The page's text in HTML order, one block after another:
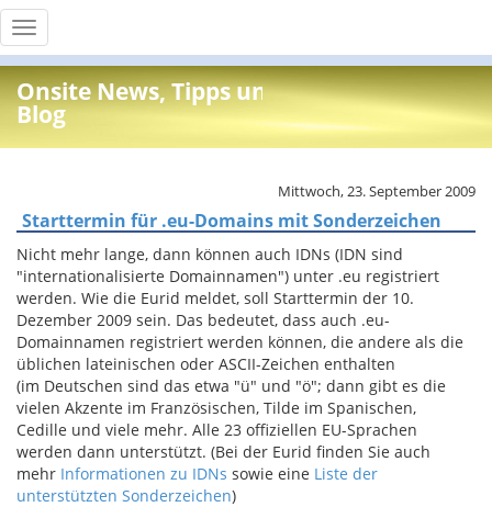
Toggle
navigation
Onsite News, Tipps und Info
Blog
Mittwoch, 23. September 2009
Starttermin für .eu-Domains mit Sonderzeichen
Nicht mehr lange, dann können auch IDNs (IDN sind
"internationalisierte Domainnamen") unter .eu registriert
werden. Wie die Eurid meldet, soll Starttermin der 10.
Dezember 2009 sein. Das bedeutet, dass auch .eu-
Domainnamen registriert werden können, die andere als die
üblichen lateinischen oder ASCII-Zeichen enthalten
(im Deutschen sind das etwa "ü" und "ö"; dann gibt es die
vielen Akzente im Französischen, Tilde im Spanischen,
Cedille und viele mehr. Alle 23 offiziellen EU-Sprachen
werden dann unterstützt. (Bei der Eurid finden Sie auch
mehr Informationen zu IDNs sowie eine Liste der
unterstützten Sonderzeichen)